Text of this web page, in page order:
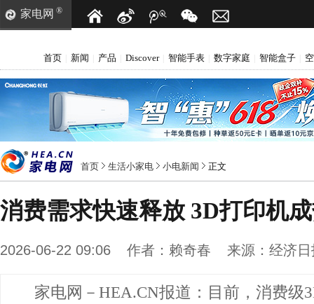
家电网 ®
首页 新闻 产品 Discover 智能手表 数字家庭 智能盒子
首页 生活小家电 小电新闻 正文
消费需求快速释放 3D打印机
2026-06-22 09:06 作者： 赖奇春 来源： 经济日
家电网－HEA.CN报道： 目前，消费级